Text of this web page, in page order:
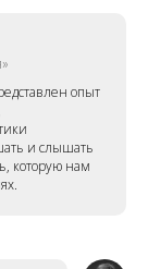
опыт
и слышать
которую нам